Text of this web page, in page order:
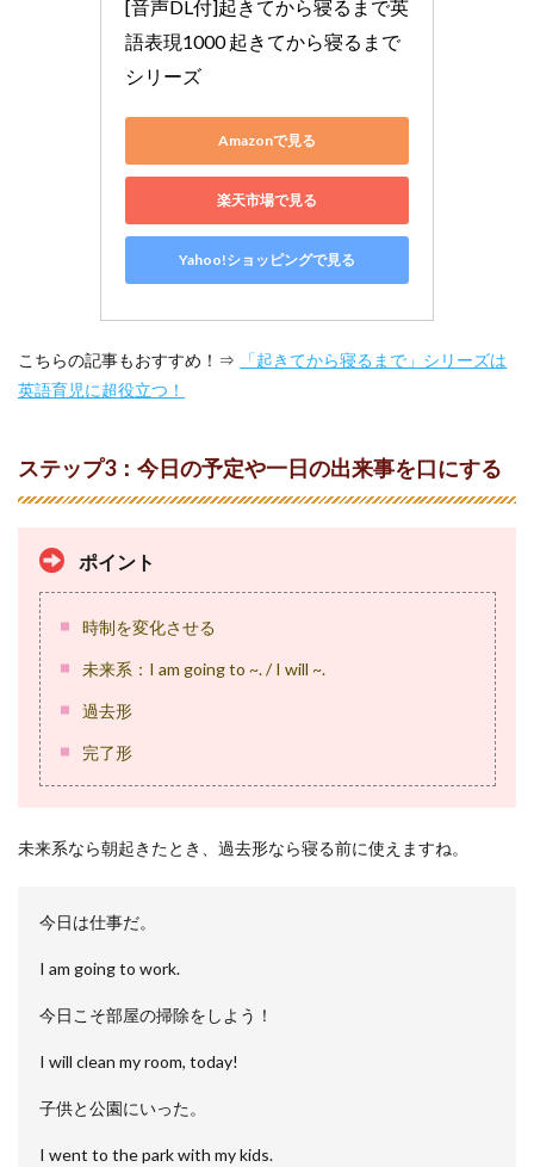
ント
4.1
識す
る
わか
らな
かっ
現は
に調
オン
の講
もら
独り
会話
強の
勉強
[音声DL付]起きてから寝るまで英
語表現1000 起きてから寝るまで
シリーズ
Amazonで見る
楽天市場で見る
Yahoo!ショッピングで見る
こちらの記事もおすすめ！⇒
「起きてから寝るまで」シリーズは
英語育児に超役立つ！
ステップ3：今日の予定や一日の出来事を口にする
ポイント
時制を変化させる
未来系：I am going to ~. / I will ~.
過去形
完了形
未来系なら朝起きたとき、過去形なら寝る前に使えますね。
今日は仕事だ。
I am going to work.
今日こそ部屋の掃除をしよう！
I will clean my room, today!
子供と公園にいった。
I went to the park with my kids.